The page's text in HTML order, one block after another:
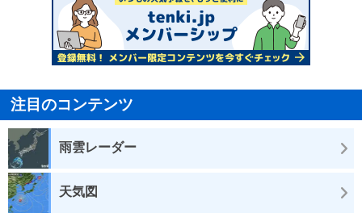
注目のコンテンツ
雨雲レーダー
天気図